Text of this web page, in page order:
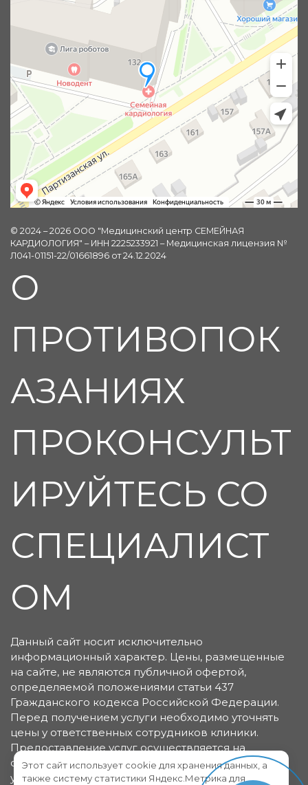
© 2024 – 2026 ООО "Медицинский центр СЕМЕЙНАЯ
КАРДИОЛОГИЯ" – ИНН 2225233921 – Медицинская лицензия №
Л041-01151-22/01661896 от 24.12.2024
О
ПРОТИВОПОК
АЗАНИЯХ
ПРОКОНСУЛЬТ
ИРУЙТЕСЬ СО
СПЕЦИАЛИСТ
ОМ
Данный сайт носит исключительно
информационный характер. Цены, размещенные
на сайте, не являются публичной офертой,
определяемой положениями статьи 437
Гражданского кодекса Российской Федерации.
Перед получением услуги необходимо уточнять
цены у ответственных сотрудников клиники.
Предоставление услуг осуществляется на
основании договора об оказании медицинских
услуг.
Этот сайт использует cookie для хранения данных, а
также систему статистики Яндекс.Метрика для